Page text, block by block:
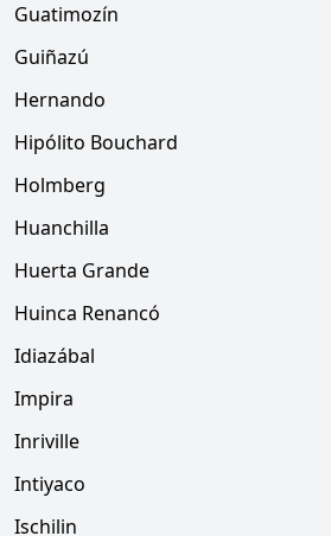
Guatimozín
Guiñazú
Hernando
Hipólito Bouchard
Holmberg
Huanchilla
Huerta Grande
Huinca Renancó
Idiazábal
Impira
Inriville
Intiyaco
Ischilin